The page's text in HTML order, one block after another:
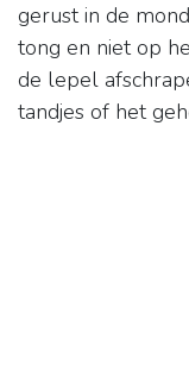
gerust in de
tong en niet op
de lepel
tandjes of het